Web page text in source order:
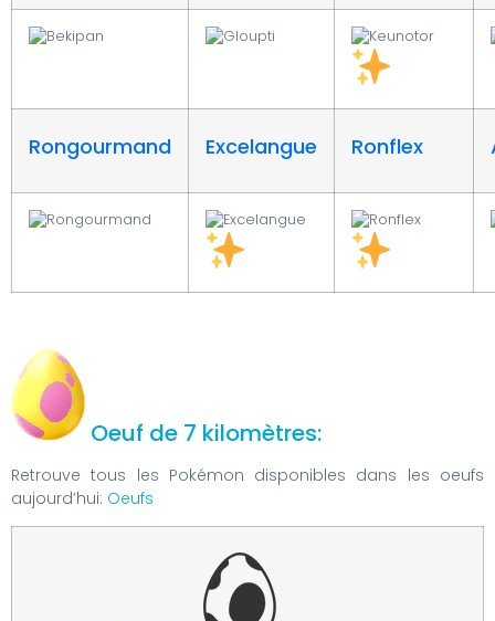
Rongourmand Excelangue Ronflex
Oeuf de 7 kilomètres:
Retrouve tous les Pokémon disponibles dans les oeufs
aujourd’hui: Oeufs